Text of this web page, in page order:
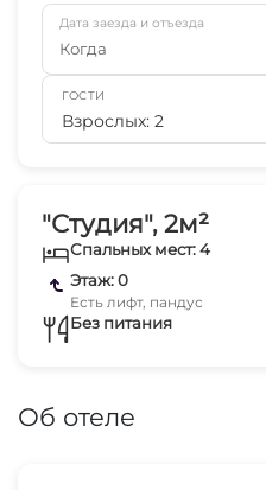
"Студия", 2м²
Спальных мест: 4
Этаж: 0
Есть лифт, пандус
Без питания
Об отеле
Дата заезда и отъезда
Когда
ГОСТИ
Взрослых: 2